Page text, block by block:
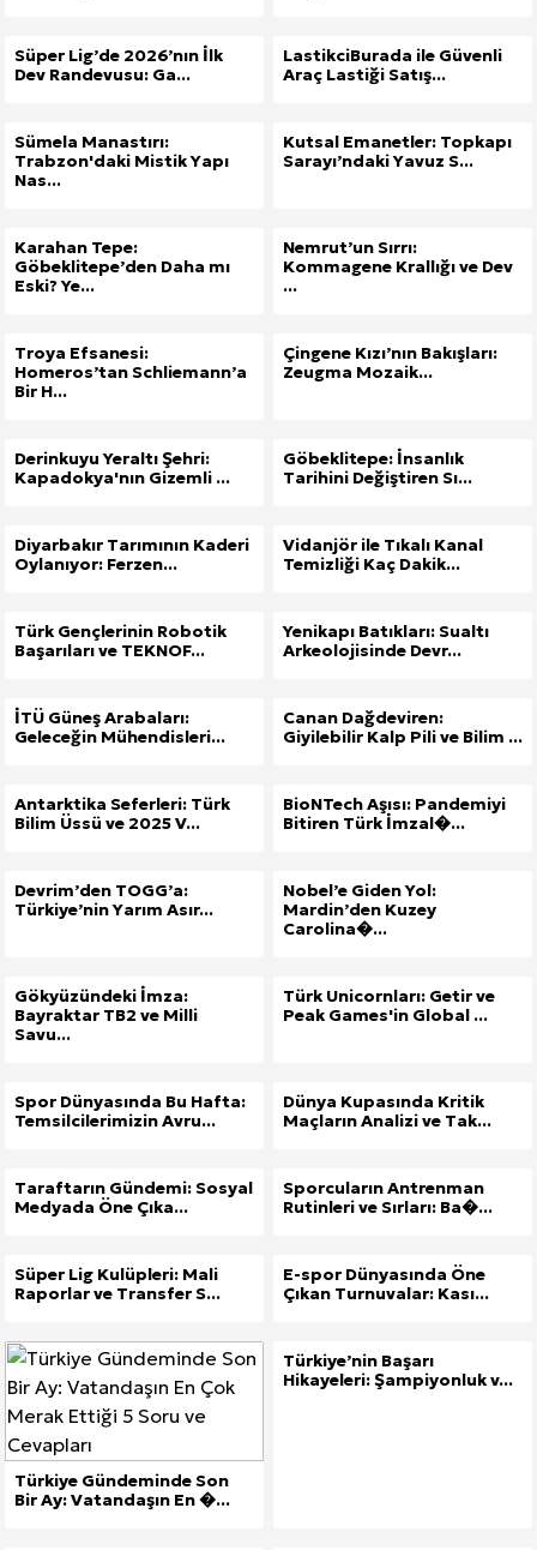
Süper Lig’de 2026’nın İlk
Dev Randevusu: Ga...
LastikciBurada ile Güvenli
Araç Lastiği Satış...
Sümela Manastırı:
Trabzon'daki Mistik Yapı
Nas...
Kutsal Emanetler: Topkapı
Sarayı’ndaki Yavuz S...
Karahan Tepe:
Göbeklitepe’den Daha mı
Eski? Ye...
Nemrut’un Sırrı:
Kommagene Krallığı ve Dev
...
Troya Efsanesi:
Homeros’tan Schliemann’a
Bir H...
Çingene Kızı’nın Bakışları:
Zeugma Mozaik...
Derinkuyu Yeraltı Şehri:
Kapadokya'nın Gizemli ...
Göbeklitepe: İnsanlık
Tarihini Değiştiren Sı...
Diyarbakır Tarımının Kaderi
Oylanıyor: Ferzen...
Vidanjör ile Tıkalı Kanal
Temizliği Kaç Dakik...
Türk Gençlerinin Robotik
Başarıları ve TEKNOF...
Yenikapı Batıkları: Sualtı
Arkeolojisinde Devr...
İTÜ Güneş Arabaları:
Geleceğin Mühendisleri...
Canan Dağdeviren:
Giyilebilir Kalp Pili ve Bilim ...
Antarktika Seferleri: Türk
Bilim Üssü ve 2025 V...
BioNTech Aşısı: Pandemiyi
Bitiren Türk İmzal�...
Devrim’den TOGG’a:
Türkiye’nin Yarım Asır...
Nobel’e Giden Yol:
Mardin’den Kuzey
Carolina�...
Gökyüzündeki İmza:
Bayraktar TB2 ve Milli
Savu...
Türk Unicornları: Getir ve
Peak Games'in Global ...
Spor Dünyasında Bu Hafta:
Temsilcilerimizin Avru...
Dünya Kupasında Kritik
Maçların Analizi ve Tak...
Taraftarın Gündemi: Sosyal
Medyada Öne Çıka...
Sporcuların Antrenman
Rutinleri ve Sırları: Ba�...
Süper Lig Kulüpleri: Mali
Raporlar ve Transfer S...
E-spor Dünyasında Öne
Çıkan Turnuvalar: Kası...
Türkiye Gündeminde Son
Bir Ay: Vatandaşın En �...
Türkiye’nin Başarı
Hikayeleri: Şampiyonluk v...